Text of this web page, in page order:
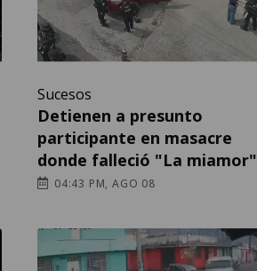
Sucesos
Detienen a presunto
participante en masacre
donde falleció "La miamor"
04:43 PM, AGO 08